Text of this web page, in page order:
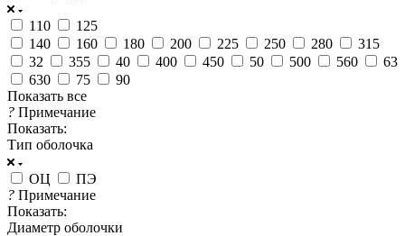
110
125
140
160 180 200 225 250 280
315
32
355 40 400 450 50 500 560
63
630
75
90
Показать все
? Примечание
Показать:
Тип оболочка
ОЦ
ПЭ
? Примечание
Показать:
Диаметр оболочки